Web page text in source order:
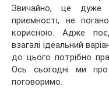
Звичайно, це дуже
приємності, не
корисною. Адже
взагалі ідеальний
до цього потрібно
Ось сьогодні ми
поговоримо.